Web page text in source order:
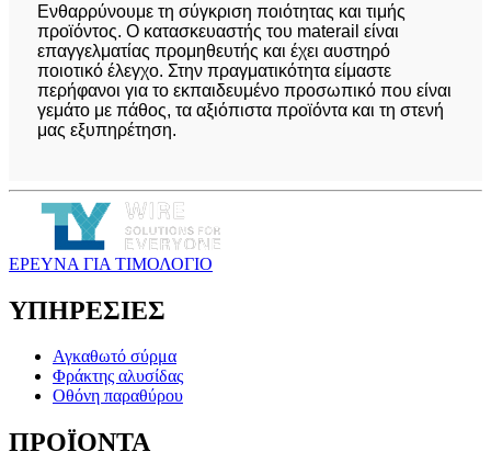
Ενθαρρύνουμε τη σύγκριση ποιότητας και τιμής
προϊόντος. Ο κατασκευαστής του materail είναι
επαγγελματίας προμηθευτής και έχει αυστηρό
ποιοτικό έλεγχο. Στην πραγματικότητα είμαστε
περήφανοι για το εκπαιδευμένο προσωπικό που είναι
γεμάτο με πάθος, τα αξιόπιστα προϊόντα και τη στενή
μας εξυπηρέτηση.
ΕΡΕΥΝΑ ΓΙΑ ΤΙΜΟΛΟΓΙΟ
ΥΠΗΡΕΣΙΕΣ
Αγκαθωτό σύρμα
Φράκτης αλυσίδας
Οθόνη παραθύρου
ΠΡΟΪΟΝΤΑ